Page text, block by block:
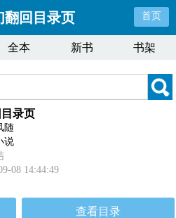
翻回目录页 首页
全本 新书 书架
录页
随
说
08 14:44:49
查看目录